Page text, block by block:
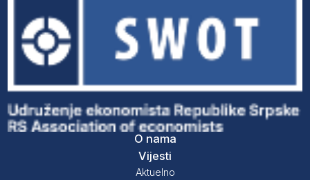
O nama
Vijesti
Aktuelno